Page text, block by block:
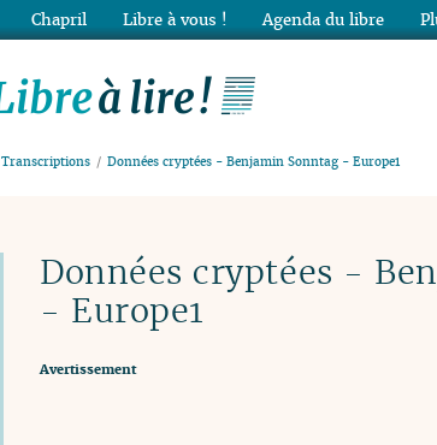
Transcriptions Données cryptées - Benjamin Sonntag - Europe1
Données cryptées -
- Europe1
Avertissement
Chapril Libre à vous ! Agenda du libre